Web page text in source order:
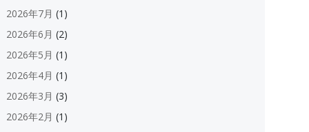
2026年7月 (1)
2026年6月 (2)
2026年5月 (1)
2026年4月 (1)
2026年3月 (3)
2026年2月 (1)